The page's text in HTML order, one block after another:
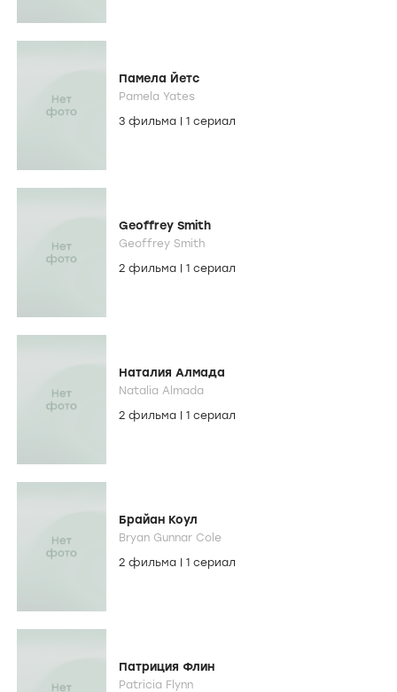
Памела Йетс
Pamela Yates
3 фильма
1 сериал
Geoffrey Smith
Geoffrey Smith
2 фильма
1 сериал
Наталия Алмада
Natalia Almada
2 фильма
1 сериал
Брайан Коул
Bryan Gunnar Cole
2 фильма
1 сериал
Патриция Флин
Patricia Flynn